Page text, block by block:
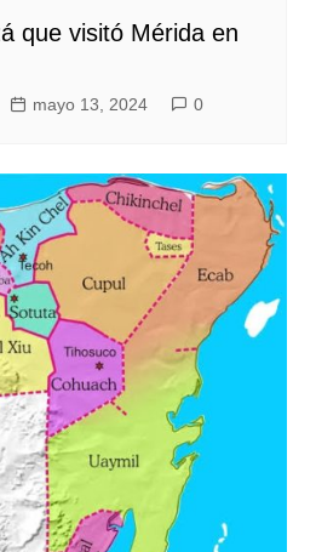
que visitó Mérida en
mayo 13, 2024 0